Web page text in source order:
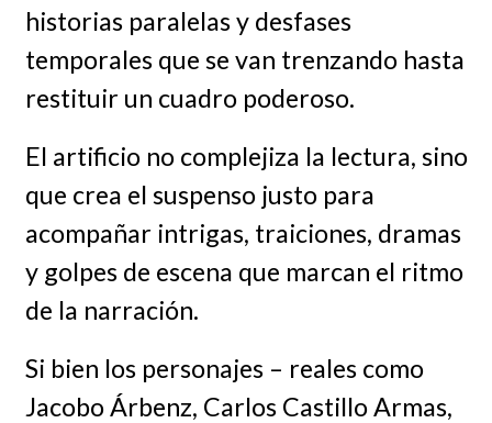
historias paralelas y desfases
temporales que se van trenzando hasta
restituir un cuadro poderoso.
El artificio no complejiza la lectura, sino
que crea el suspenso justo para
acompañar intrigas, traiciones, dramas
y golpes de escena que marcan el ritmo
de la narración.
Si bien los personajes – reales como
Jacobo Árbenz, Carlos Castillo Armas,